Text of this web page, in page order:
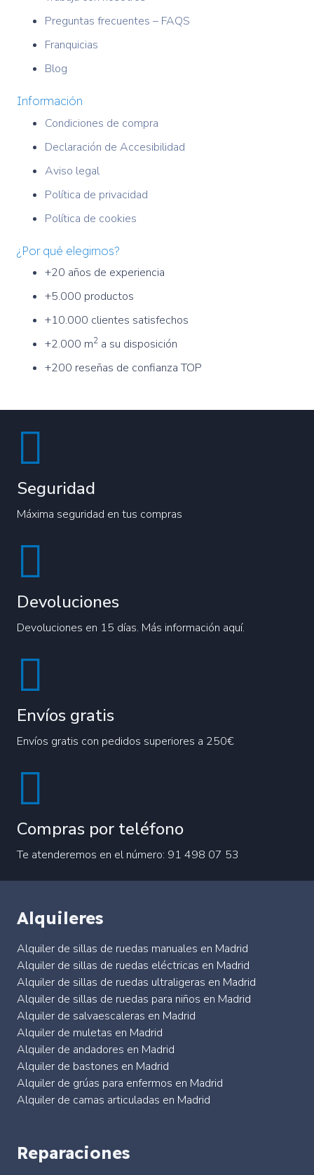
Preguntas frecuentes – FAQS
Franquicias
Blog
Información
Condiciones de compra
Declaración de Accesibilidad
Aviso legal
Política de privacidad
Política de cookies
¿Por qué elegirnos?
+20 años de experiencia
+5.000 productos
+10.000 clientes satisfechos
+2.000 m2 a su disposición
+200 reseñas de confianza TOP
Seguridad
Máxima seguridad en tus compras
Devoluciones
Devoluciones en 15 días. Más información aquí.
Envíos gratis
Envíos gratis con pedidos superiores a 250€
Compras por teléfono
Te atenderemos en el número: 91 498 07 53
Alquileres
Alquiler de sillas de ruedas manuales en Madrid
Alquiler de sillas de ruedas eléctricas en Madrid
Alquiler de sillas de ruedas ultraligeras en Madrid
Alquiler de sillas de ruedas para niños en Madrid
Alquiler de salvaescaleras en Madrid
Alquiler de muletas en Madrid
Alquiler de andadores en Madrid
Alquiler de bastones en Madrid
Alquiler de grúas para enfermos en Madrid
Alquiler de camas articuladas en Madrid
Reparaciones